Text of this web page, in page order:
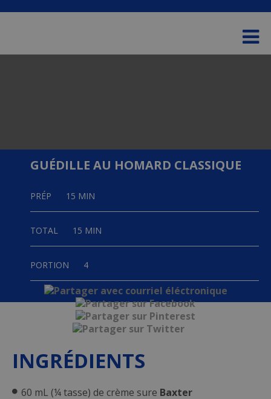
includes
GUÉDILLE AU HOMARD CLASSIQUE
PRÉP 15 MIN
TOTAL 15 MIN
PORTION 4
INGRÉDIENTS
60 mL (¼ tasse) de crème sure Baxter